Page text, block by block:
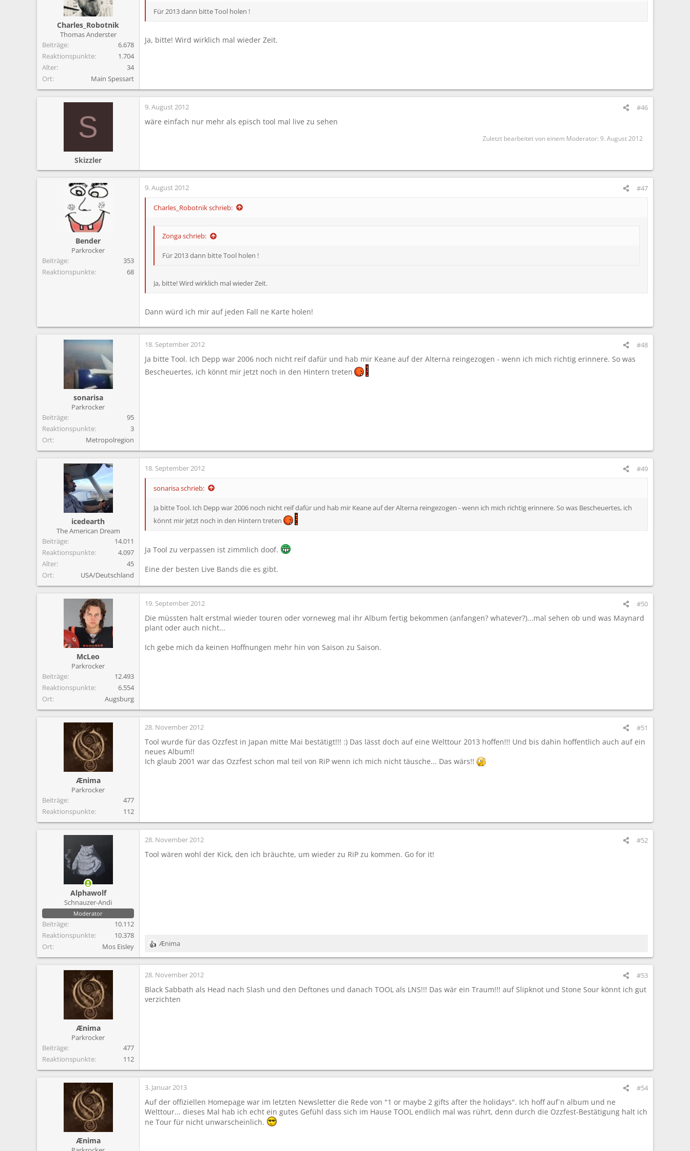
Charles_Robotnik
Thomas Anderster
Beiträge
6.678
Reaktionspunkte
1.704
Alter
34
Ort
Main Spessart
Für 2013 dann bitte Tool holen !
Ja, bitte! Wird wirklich mal wieder Zeit.
S
Skizzler
9. August 2012 #46
wäre einfach nur mehr als episch tool mal live zu sehen
Zuletzt bearbeitet von einem Moderator: 9. August 2012
Bender
Parkrocker
Beiträge
353
Reaktionspunkte
68
9. August 2012 #47
Charles_Robotnik schrieb:
Zonga schrieb:
Für 2013 dann bitte Tool holen !
Ja, bitte! Wird wirklich mal wieder Zeit.
Dann würd ich mir auf jeden Fall ne Karte holen!
sonarisa
Parkrocker
Beiträge
95
Reaktionspunkte
3
Ort
Metropolregion
18. September 2012 #48
Ja bitte Tool. Ich Depp war 2006 noch nicht reif dafür und hab mir Keane auf der Alterna reingezogen - wenn ich mich richtig erinnere. So was
Bescheuertes, ich könnt mir jetzt noch in den Hintern treten
icedearth
The American Dream
Beiträge
14.011
Reaktionspunkte
4.097
Alter
45
Ort
USA/Deutschland
18. September 2012 #49
sonarisa schrieb:
Ja bitte Tool. Ich Depp war 2006 noch nicht reif dafür und hab mir Keane auf der Alterna reingezogen - wenn ich mich richtig erinnere. So was Bescheuertes, ich
könnt mir jetzt noch in den Hintern treten
Ja Tool zu verpassen ist zimmlich doof.
Eine der besten Live Bands die es gibt.
McLeo
Parkrocker
Beiträge
12.493
Reaktionspunkte
6.554
Ort
Augsburg
19. September 2012 #50
Die müssten halt erstmal wieder touren oder vorneweg mal ihr Album fertig bekommen (anfangen? whatever?)...mal sehen ob und was Maynard
plant oder auch nicht...
Ich gebe mich da keinen Hoffnungen mehr hin von Saison zu Saison.
Ænima
Parkrocker
Beiträge
477
Reaktionspunkte
112
28. November 2012 #51
Tool wurde für das Ozzfest in Japan mitte Mai bestätigt!!! :) Das lässt doch auf eine Welttour 2013 hoffen!!! Und bis dahin hoffentlich auch auf ein
neues Album!!
Ich glaub 2001 war das Ozzfest schon mal teil von RiP wenn ich mich nicht täusche... Das wärs!!
Alphawolf
Schnauzer-Andi
Moderator
Beiträge
10.112
Reaktionspunkte
10.378
Ort
Mos Eisley
28. November 2012 #52
Tool wären wohl der Kick, den ich bräuchte, um wieder zu RiP zu kommen. Go for it!
R
e
a
k
i
o
Ænima
Ænima
Parkrocker
Beiträge
477
Reaktionspunkte
112
28. November 2012 #53
Black Sabbath als Head nach Slash und den Deftones und danach TOOL als LNS!!! Das wär ein Traum!!! auf Slipknot und Stone Sour könnt ich gut
verzichten
Ænima
3. Januar 2013 #54
Auf der offiziellen Homepage war im letzten Newsletter die Rede von "1 or maybe 2 gifts after the holidays". Ich hoff auf´n album und ne
Welttour... dieses Mal hab ich echt ein gutes Gefühl dass sich im Hause TOOL endlich mal was rührt, denn durch die Ozzfest-Bestätigung halt ich
ne Tour für nicht unwarscheinlich.